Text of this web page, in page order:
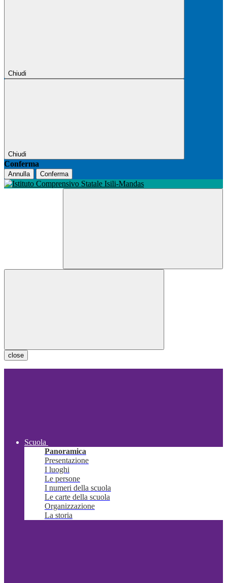
Chiudi
Chiudi
Conferma
Annulla Conferma
close
Scuola
Panoramica
Presentazione
I luoghi
Le persone
I numeri della scuola
Le carte della scuola
Organizzazione
La storia